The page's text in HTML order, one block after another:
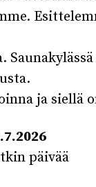
ja siellä
päivää